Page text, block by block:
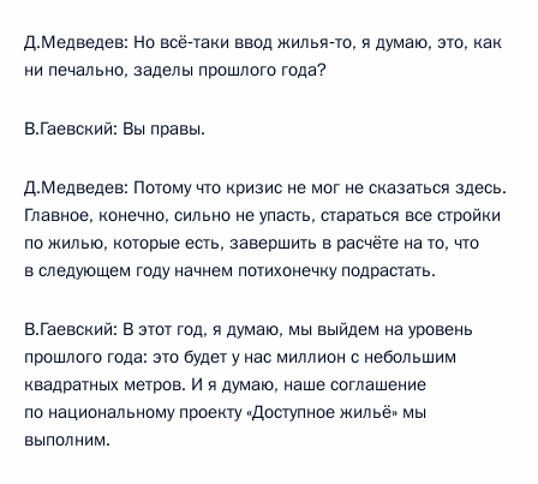
Д.Медведев: Но всё‑таки ввод жилья‑то, я думаю, это, как
ни печально, заделы прошлого года?
В.Гаевский: Вы правы.
Д.Медведев: Потому что кризис не мог не сказаться здесь.
Главное, конечно, сильно не упасть, стараться все стройки
по жилью, которые есть, завершить в расчёте на то, что
в следующем году начнем потихонечку подрастать.
В.Гаевский: В этот год, я думаю, мы выйдем на уровень
прошлого года: это будет у нас миллион с небольшим
квадратных метров. И я думаю, наше соглашение
по национальному проекту «Доступное жильё» мы
выполним.